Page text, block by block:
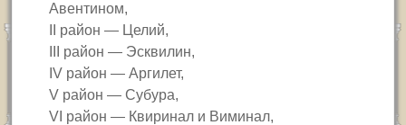
Авентином,
район — Целий,
район — Эсквилин,
IV район — Аргилет,
V район — Субура,
VI район — Квиринал и Виминал,